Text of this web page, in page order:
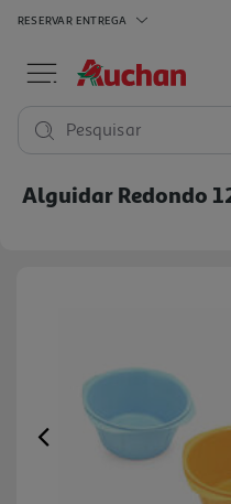
RESERVAR ENTREGA
Pesquisar
Alguidar Redondo
Previous